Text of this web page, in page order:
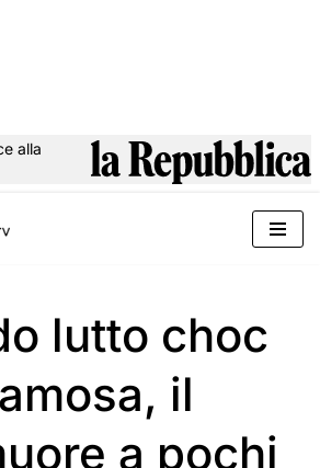
alla
lutto choc
il
a pochi